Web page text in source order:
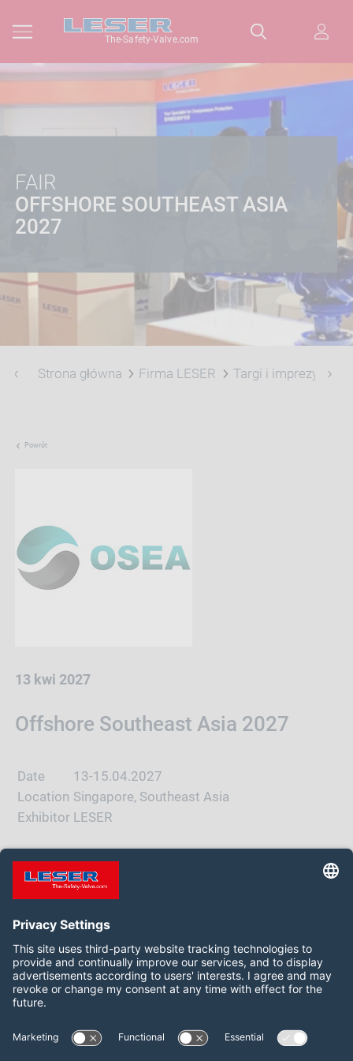
The-Safety-Valve.com
FAIR
OFFSHORE SOUTHEAST ASIA
2027
Strona główna Firma LESER Targi i imprezy
Powrót
13 kwi 2027
Offshore Southeast Asia 2027
Date
13-15.04.2027
Location Singapore, Southeast Asia
Exhibitor LESER
WEBSITE
Follow us on:
LinkedIn YouTube